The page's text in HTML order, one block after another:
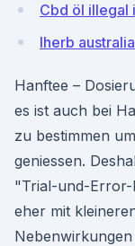
Cbd öl illegal
Iherb
Hanftee –
es ist auch bei
zu bestimmen
geniessen.
"Trial-und-
eher mit